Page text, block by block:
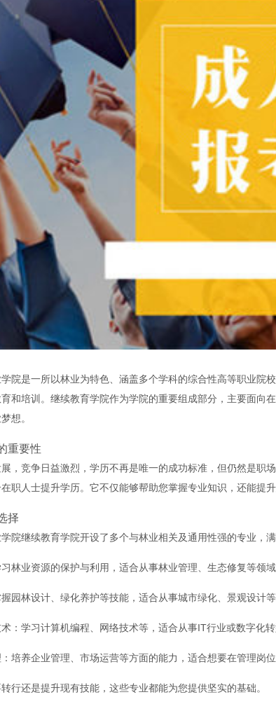
院是一所以林业为特色、涵盖多个学科的综合性高等职业院
和培训。继续教育学院作为学院的重要组成部分，主要面向
想。
重要性
，竞争日益激烈，学历不再是唯一的成功标准，但仍然是职
职人士提升学历。它不仅能够帮助您掌握专业知识，还能提
择
院继续教育学院开设了多个与林业相关及通用性强的专业，
林业资源的保护与利用，适合从事林业管理、生态修复等领域
园林设计、绿化养护等技能，适合从事城市绿化、景观设计等
：学习计算机编程、网络技术等，适合从事IT行业或数字化转
培养企业管理、市场运营等方面的能力，适合想要在管理岗位
行还是提升现有技能，这些专业都能为您提供坚实的基础。